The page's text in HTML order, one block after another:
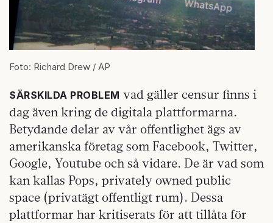
Foto: Richard Drew / AP
SÄRSKILDA PROBLEM vad gäller censur finns i
dag även kring de digitala plattformarna.
Betydande delar av vår offentlighet ägs av
amerikanska företag som Facebook, Twitter,
Google, Youtube och så vidare. De är vad som
kan kallas Pops, privately owned public
space (privatägt offentligt rum). Dessa
plattformar har kritiserats för att tillåta för